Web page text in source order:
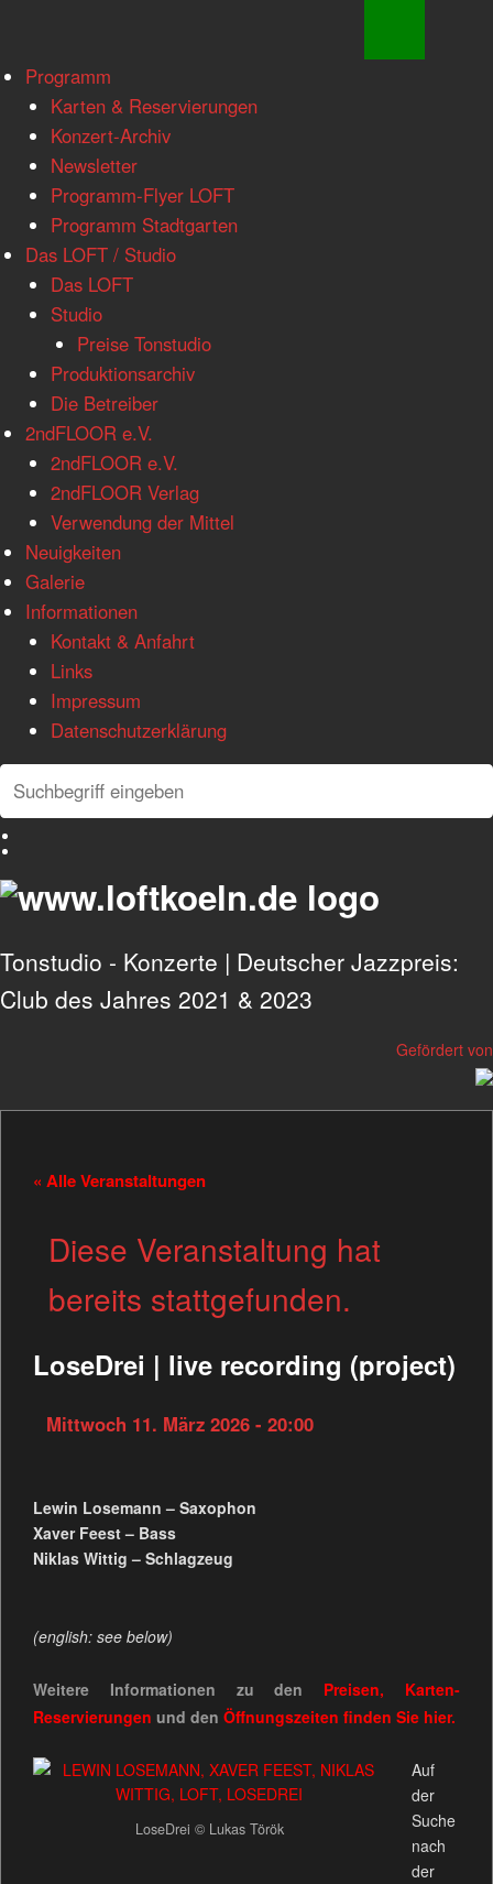
www.loftkoeln.de
navigation
Skip
content
Programm
Karten & Reservierungen
Konzert-Archiv
Newsletter
Programm-Flyer LOFT
Programm Stadtgarten
Das LOFT / Studio
Das LOFT
Studio
Preise Tonstudio
Produktionsarchiv
Die Betreiber
2ndFLOOR e.V.
2ndFLOOR e.V.
2ndFLOOR Verlag
Verwendung der Mittel
Neuigkeiten
Galerie
Informationen
Kontakt & Anfahrt
Links
Impressum
Datenschutzerklärung
Search
Search
Tonstudio - Konzerte | Deutscher Jazzpreis:
Club des Jahres 2021 & 2023
Gefördert von
« Alle Veranstaltungen
Diese Veranstaltung hat
bereits stattgefunden.
LoseDrei | live recording (project)
Mittwoch 11. März 2026 - 20:00
Lewin Losemann – Saxophon
Xaver Feest – Bass
Niklas Wittig – Schlagzeug
(english: see below)
Weitere Informationen zu den Preisen, Karten-
Reservierungen und den Öffnungszeiten finden Sie hier.
LoseDrei © Lukas Török
Auf
der
Suche
nach
der